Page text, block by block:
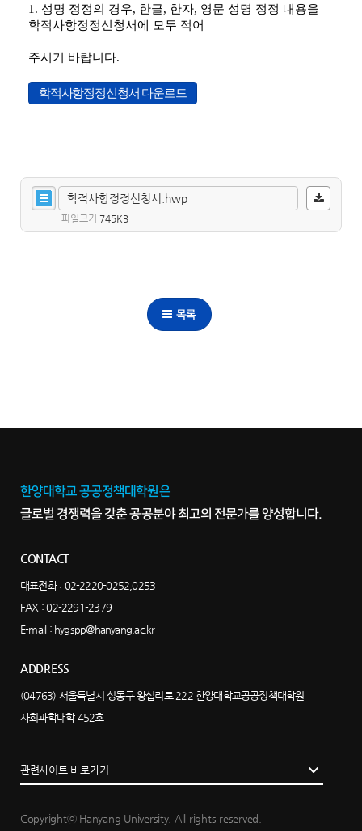
1. 성명 정정의 경우, 한글, 한자, 영문 성명 정정 내용을
학적사항정정신청서에 모두 적어
주시기 바랍니다.
학적사항정정신청서 다운로드
학적사항정정신청서.hwp
파일크기 745KB
목록
한양대학교 공공정책대학원은
글로벌 경쟁력을 갖춘 공공분야 최고의 전문가를 양성합니다.
CONTACT
대표전화 : 02-2220-0252,0253
FAX : 02-2291-2379
E-mail : hygspp@hanyang.ac.kr
ADDRESS
(04763) 서울특별시 성동구 왕십리로 222 한양대학교공공정책대학원
사회과학대학 452호
Copyrightⓒ Hanyang University. All rights reserved.
관련사이트 바로가기